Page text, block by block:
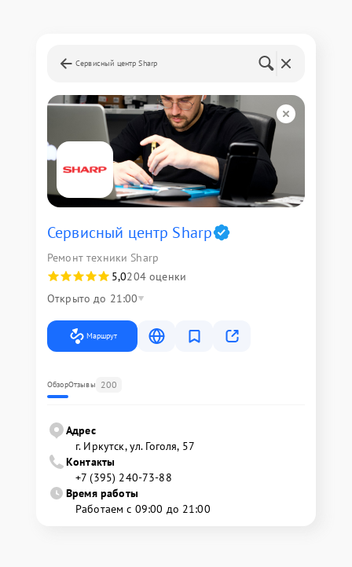
Сервисный центр Sharp
Сервисный центр Sharp
Ремонт техники Sharp
5,0204 оценки
Открыто до 21:00
Маршрут
ОбзорОтзывы 200
Адрес
г. Иркутск, ул. ​Гоголя, 57
Контакты
+7 (395) 240-73-88
Время работы
Работаем с 09:00 до 21:00